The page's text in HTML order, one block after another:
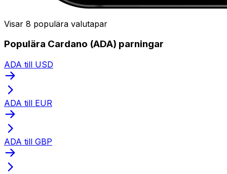
Visar 8 populära valutapar
Populära Cardano (ADA) parningar
ADA till USD
ADA till EUR
ADA till GBP